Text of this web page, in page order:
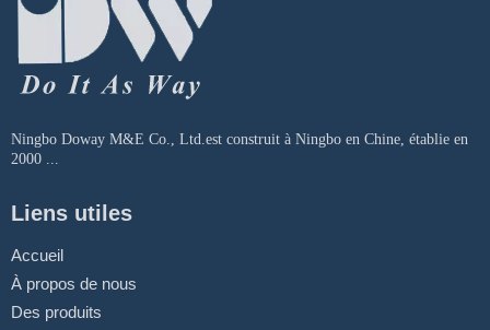
Ningbo Doway M&E Co., Ltd.est construit à Ningbo en Chine, établie en
2000 ...
Liens utiles
Accueil
À propos de nous
Des produits